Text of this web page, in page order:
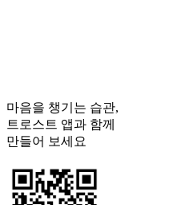
마음을 챙기는 습관,
트로스트 앱과 함께
만들어 보세요